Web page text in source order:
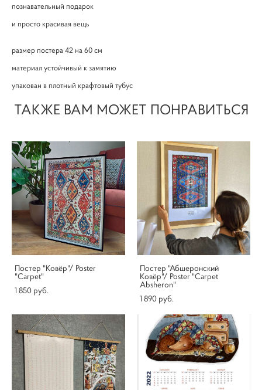
познавательный подарок
и просто красивая вещь
размер постера 42 на 60 см
материал устойчивый к замятию
упакован в плотный крафтовый тубус
ТАКЖЕ ВАМ МОЖЕТ ПОНРАВИТЬСЯ
Постер "Ковёр"/ Poster
"Carpet"
1 850 pуб.
Постер "Абшеронский
Ковёр"/ Poster "Carpet
Absheron"
1 890 pуб.